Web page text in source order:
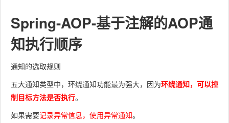
Spring-AOP-基于注解的AOP通
知执行顺序
通知的选取规则
五大通知类型中，环绕通知功能最为强大， 因为环绕通知，可以控
制目标方法是否执行。
如果需要记录异常信息，使用异常通知。